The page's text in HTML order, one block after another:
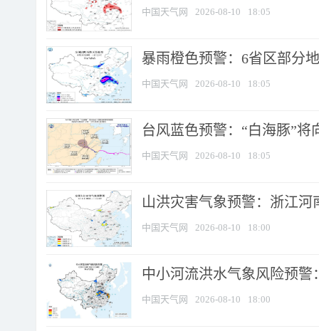
中国天气网 2026-08-10 18:05
暴雨橙色预警：6省区部分
中国天气网 2026-08-10 18:05
台风蓝色预警：“白海豚”
中国天气网 2026-08-10 18:05
山洪灾害气象预警：浙江
中国天气网 2026-08-10 18:00
中小河流洪水气象风险预
中国天气网 2026-08-10 18:00